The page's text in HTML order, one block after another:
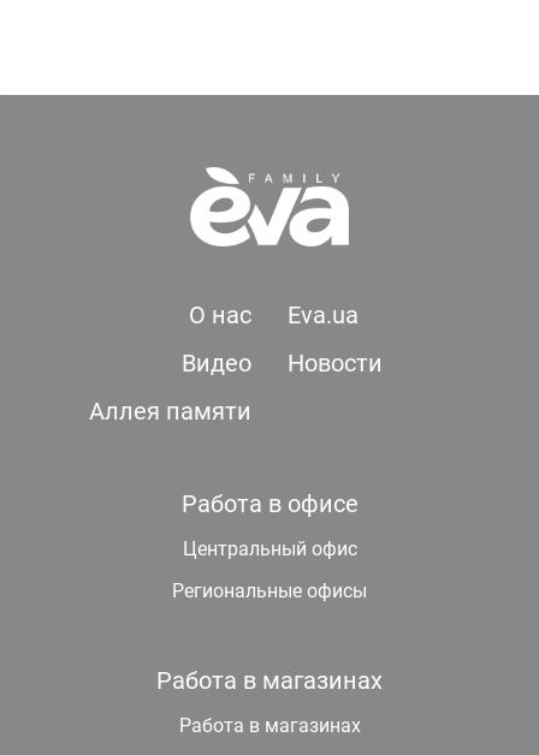
О нас
Eva.ua
Видео
Новости
Аллея памяти
Работа в офисе
Центральный офис
Региональные офисы
Работа в магазинах
Работа в магазинах